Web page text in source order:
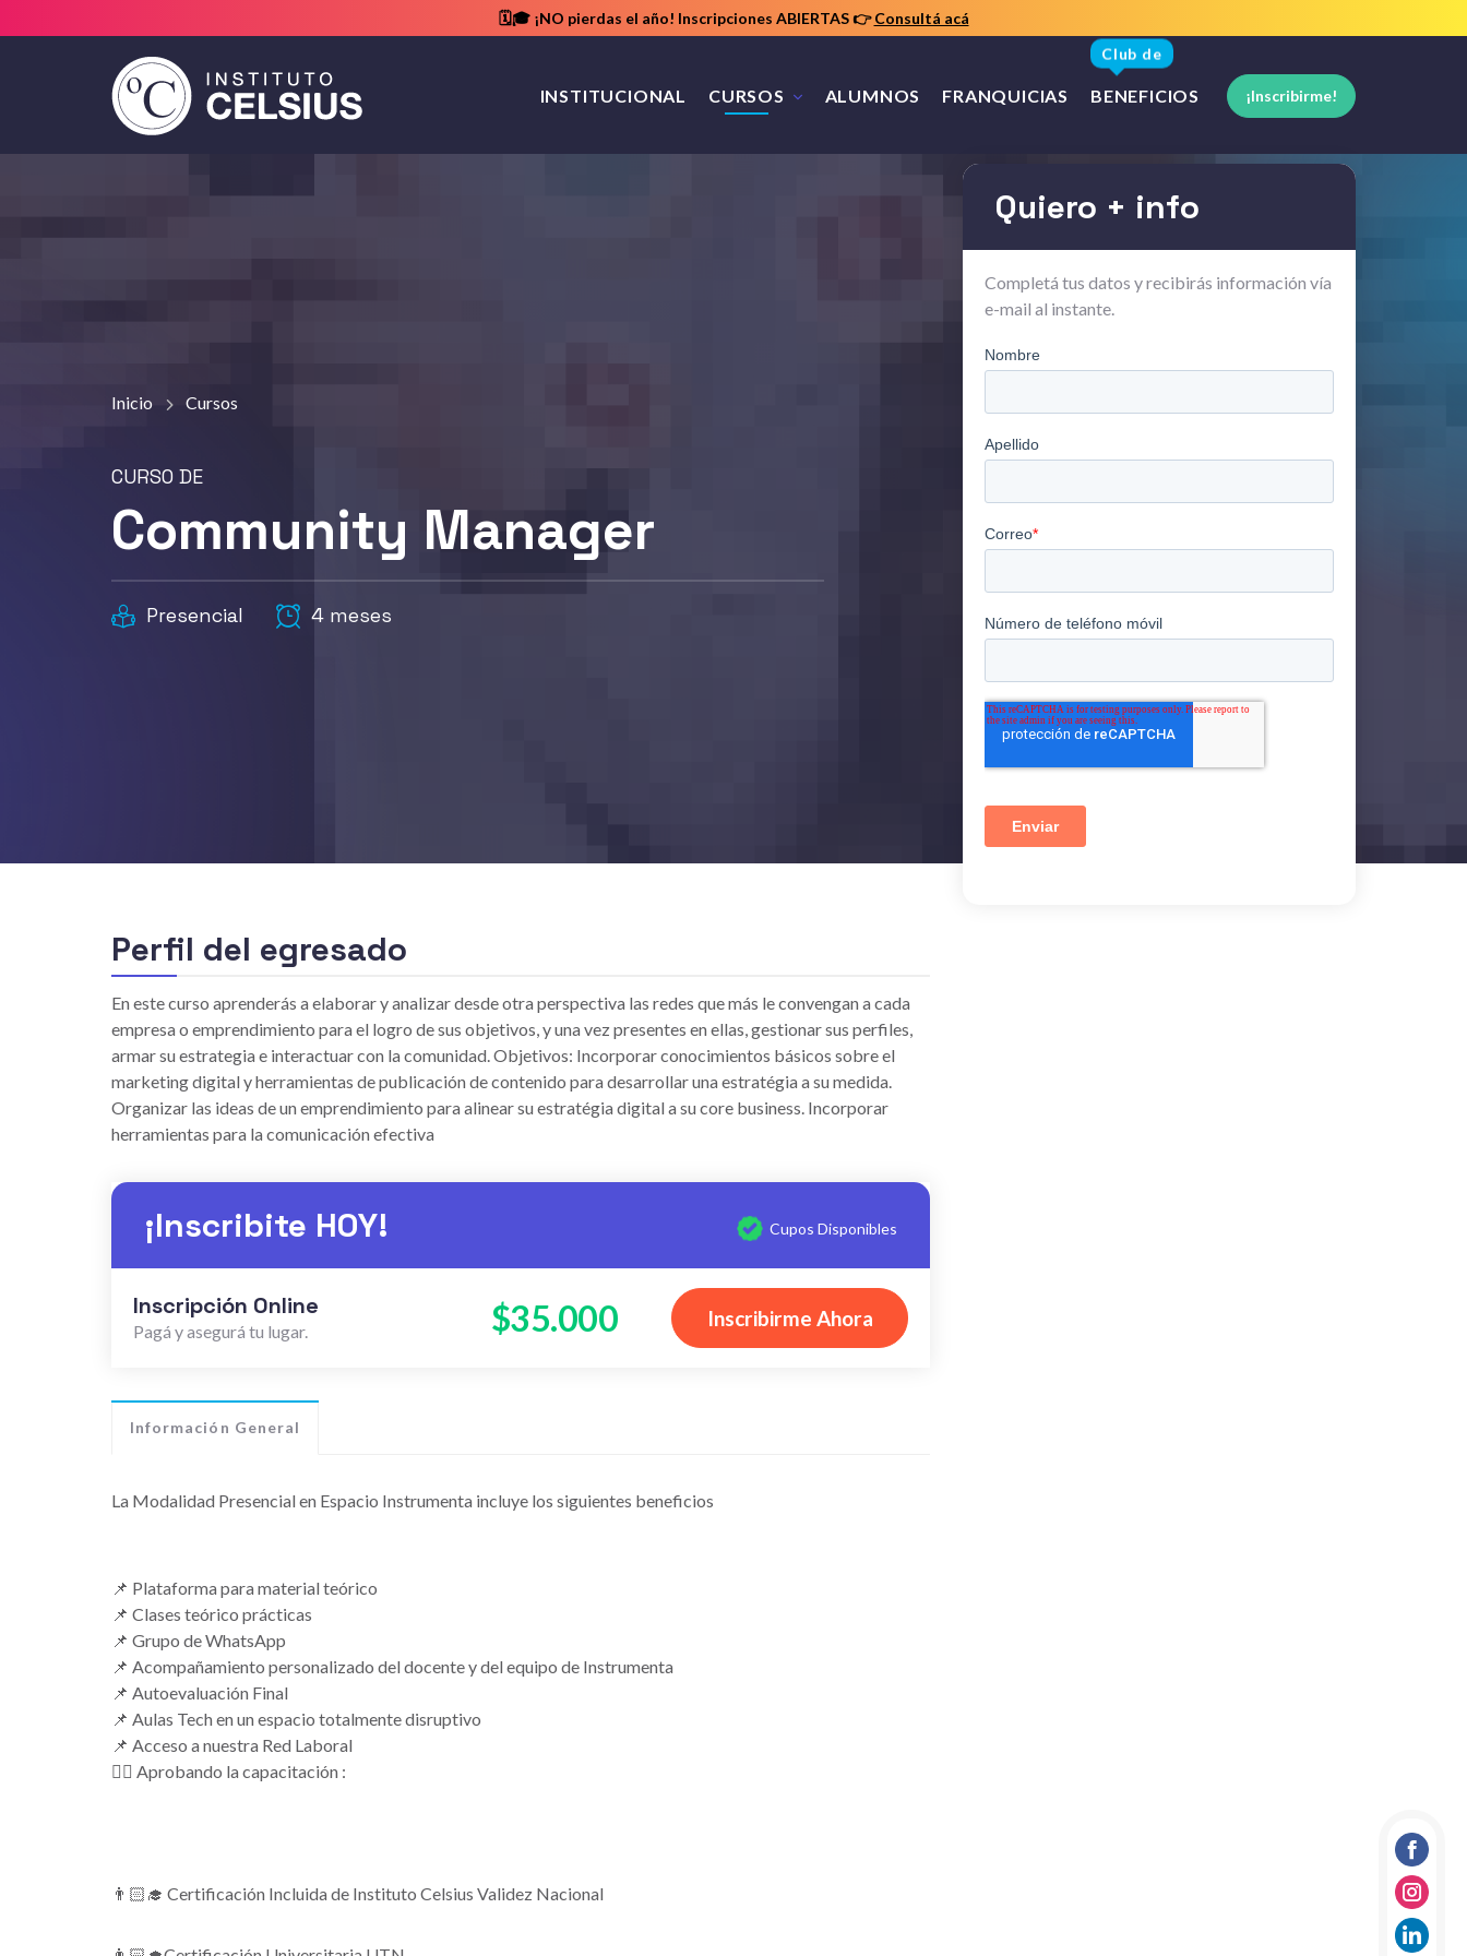
🗓️🎓 ¡NO pierdas el año! Inscripciones ABIERTAS👉 Consultá acá
Instituto
Celsius
INSTITUCIONAL CURSOS ALUMNOS FRANQUICIAS
Club de
BENEFICIOS ¡Inscribirme!
Inicio Cursos
Community Manager
Presencial 4 meses
Quiero + info
Completá tus datos y recibirás información vía
e-mail al instante.
Perfil del egresado
En este curso aprenderás a elaborar y analizar desde otra perspectiva las redes que más le convengan a cada
empresa o emprendimiento para el logro de sus objetivos, y una vez presentes en ellas, gestionar sus perfiles,
armar su estrategia e interactuar con la comunidad. Objetivos: Incorporar conocimientos básicos sobre el
marketing digital y herramientas de publicación de contenido para desarrollar una estratégia a su medida.
Organizar las ideas de un emprendimiento para alinear su estratégia digital a su core business. Incorporar
herramientas para la comunicación efectiva
¡Inscribite HOY! Cupos Disponibles
Inscripción Online
Pagá y asegurá tu lugar. $35.000 Inscribirme Ahora
Información General
La Modalidad Presencial en Espacio Instrumenta incluye los siguientes beneficios
📌 Plataforma para material teórico
📌 Clases teórico prácticas
📌 Grupo de WhatsApp
📌 Acompañamiento personalizado del docente y del equipo de Instrumenta
📌 Autoevaluación Final
📌 Aulas Tech en un espacio totalmente disruptivo
📌 Acceso a nuestra Red Laboral
👉🏼 Aprobando la capacitación :
👨🏻‍🎓 Certificación Incluida de Instituto Celsius Validez Nacional